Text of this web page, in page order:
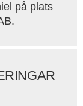
på plats